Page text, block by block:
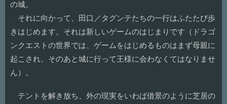
の城。
それに向かって、田口／タグンテたちの一行はふたたび歩
きはじめます。それは新しいゲームのはじまりです（ドラゴ
ンクエストの世界では、ゲームをはじめるものはまず母親に
起こされ、そのあと城に行って王様に会わなくてはなりませ
ん）。
テントを解き放ち、外の現実をいわば借景のように芝居の